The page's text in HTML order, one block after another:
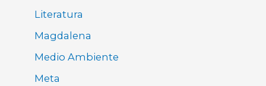
Literatura
Magdalena
Medio Ambiente
Meta